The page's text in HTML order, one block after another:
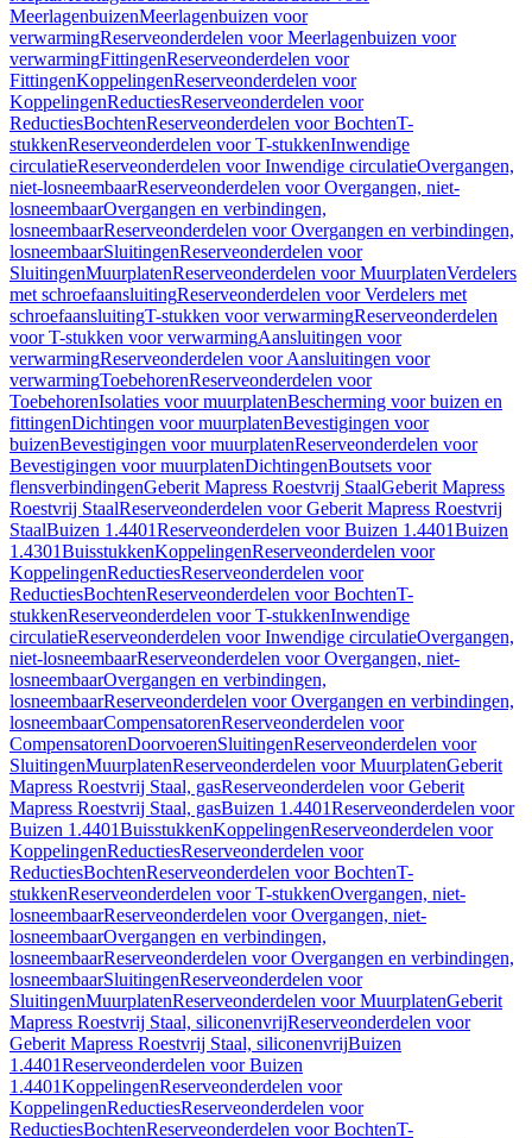
MeerlagenbuizenMeerlagenbuizen voor
verwarmingReserveonderdelen voor Meerlagenbuizen voor
verwarmingFittingenReserveonderdelen voor
FittingenKoppelingenReserveonderdelen voor
KoppelingenReductiesReserveonderdelen voor
ReductiesBochtenReserveonderdelen voor BochtenT-
stukkenReserveonderdelen voor T-stukkenInwendige
circulatieReserveonderdelen voor Inwendige circulatieOvergangen,
niet-losneembaarReserveonderdelen voor Overgangen, niet-
losneembaarOvergangen en verbindingen,
losneembaarReserveonderdelen voor Overgangen en verbindingen,
losneembaarSluitingenReserveonderdelen voor
SluitingenMuurplatenReserveonderdelen voor MuurplatenVerdelers
met schroefaansluitingReserveonderdelen voor Verdelers met
schroefaansluitingT-stukken voor verwarmingReserveonderdelen
voor T-stukken voor verwarmingAansluitingen voor
verwarmingReserveonderdelen voor Aansluitingen voor
verwarmingToebehorenReserveonderdelen voor
ToebehorenIsolaties voor muurplatenBescherming voor buizen en
fittingenDichtingen voor muurplatenBevestigingen voor
buizenBevestigingen voor muurplatenReserveonderdelen voor
Bevestigingen voor muurplatenDichtingenBoutsets voor
flensverbindingenGeberit Mapress Roestvrij StaalGeberit Mapress
Roestvrij StaalReserveonderdelen voor Geberit Mapress Roestvrij
StaalBuizen 1.4401Reserveonderdelen voor Buizen 1.4401Buizen
1.4301BuisstukkenKoppelingenReserveonderdelen voor
KoppelingenReductiesReserveonderdelen voor
ReductiesBochtenReserveonderdelen voor BochtenT-
stukkenReserveonderdelen voor T-stukkenInwendige
circulatieReserveonderdelen voor Inwendige circulatieOvergangen,
niet-losneembaarReserveonderdelen voor Overgangen, niet-
losneembaarOvergangen en verbindingen,
losneembaarReserveonderdelen voor Overgangen en verbindingen,
losneembaarCompensatorenReserveonderdelen voor
CompensatorenDoorvoerenSluitingenReserveonderdelen voor
SluitingenMuurplatenReserveonderdelen voor MuurplatenGeberit
Mapress Roestvrij Staal, gasReserveonderdelen voor Geberit
Mapress Roestvrij Staal, gasBuizen 1.4401Reserveonderdelen voor
Buizen 1.4401BuisstukkenKoppelingenReserveonderdelen voor
KoppelingenReductiesReserveonderdelen voor
ReductiesBochtenReserveonderdelen voor BochtenT-
stukkenReserveonderdelen voor T-stukkenOvergangen, niet-
losneembaarReserveonderdelen voor Overgangen, niet-
losneembaarOvergangen en verbindingen,
losneembaarReserveonderdelen voor Overgangen en verbindingen,
losneembaarSluitingenReserveonderdelen voor
SluitingenMuurplatenReserveonderdelen voor MuurplatenGeberit
Mapress Roestvrij Staal, siliconenvrijReserveonderdelen voor
Geberit Mapress Roestvrij Staal, siliconenvrijBuizen
1.4401Reserveonderdelen voor Buizen
1.4401KoppelingenReserveonderdelen voor
KoppelingenReductiesReserveonderdelen voor
ReductiesBochtenReserveonderdelen voor BochtenT-